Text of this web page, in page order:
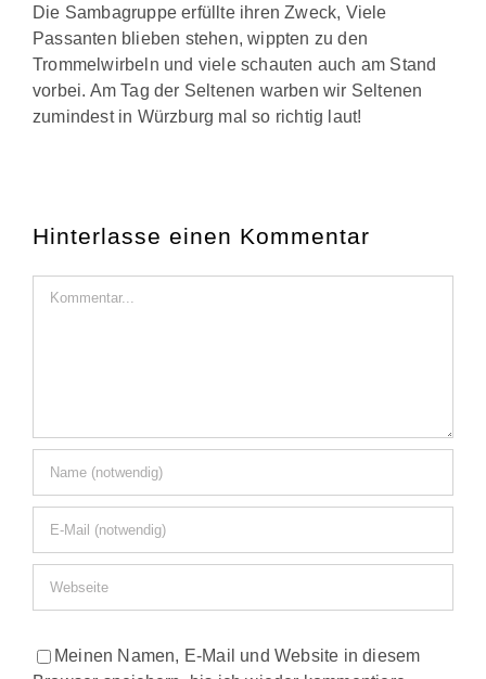
Die Sambagruppe erfüllte ihren Zweck, Viele
Passanten blieben stehen, wippten zu den
Trommelwirbeln und viele schauten auch am Stand
vorbei. Am Tag der Seltenen warben wir Seltenen
zumindest in Würzburg mal so richtig laut!
Hinterlasse einen Kommentar
Meinen Namen, E-Mail und Website in diesem